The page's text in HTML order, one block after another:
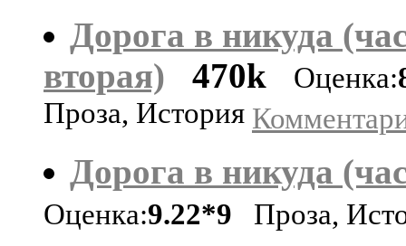
Дорога в никуда
вторая)
470k Оценка:
Проза, История
Дорога в никуда
Оценка:9.22*9 Проза,